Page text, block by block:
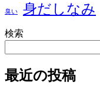
臭い 身だしなみ
検索
最近の投稿